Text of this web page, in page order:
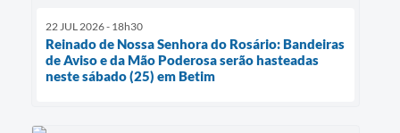
22 JUL 2026 - 18h30
Reinado de Nossa Senhora do Rosário: Bandeiras
de Aviso e da Mão Poderosa serão hasteadas
neste sábado (25) em Betim